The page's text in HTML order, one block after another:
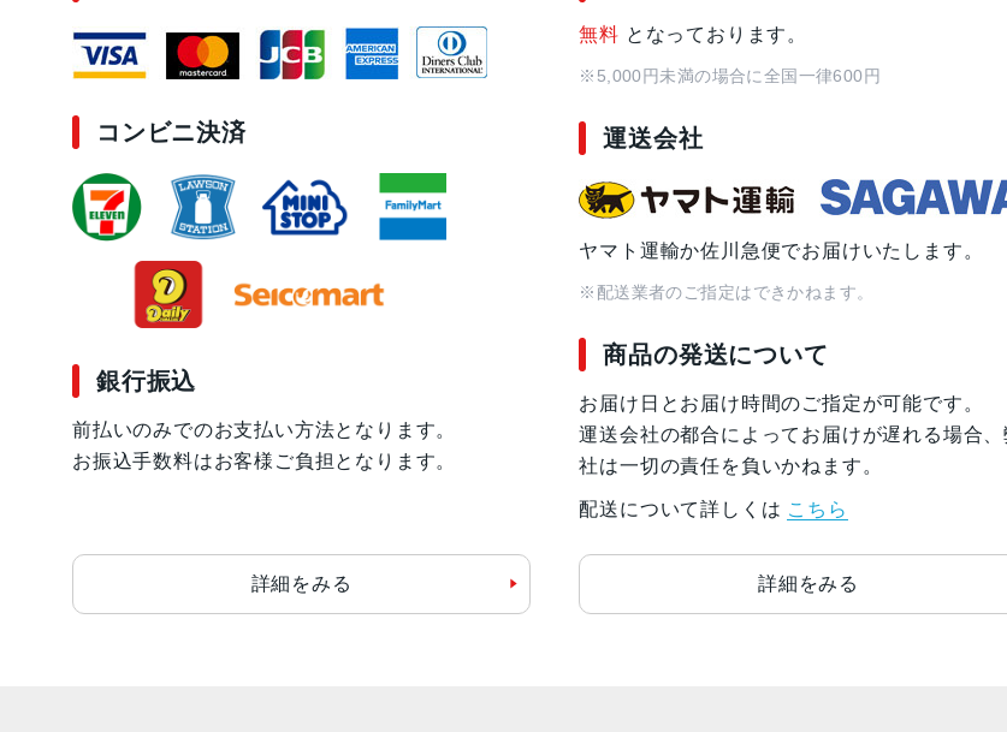
コンビニ決済
銀行振込
前払いのみでのお支払い方法となります。
お振込手数料はお客様ご負担となります。
詳細をみる
無料 となっております。
※5,000円未満の場合に全国一律600円
運送会社
ヤマト運輸か佐川急便でお届けいたします。
※配送業者のご指定はできかねます。
商品の発送について
お届け日とお届け時間のご指定が可能です。
運送会社の都合によってお届けが遅れる場合、
社は一切の責任を負いかねます。
配送について詳しくは こちら
詳細をみる